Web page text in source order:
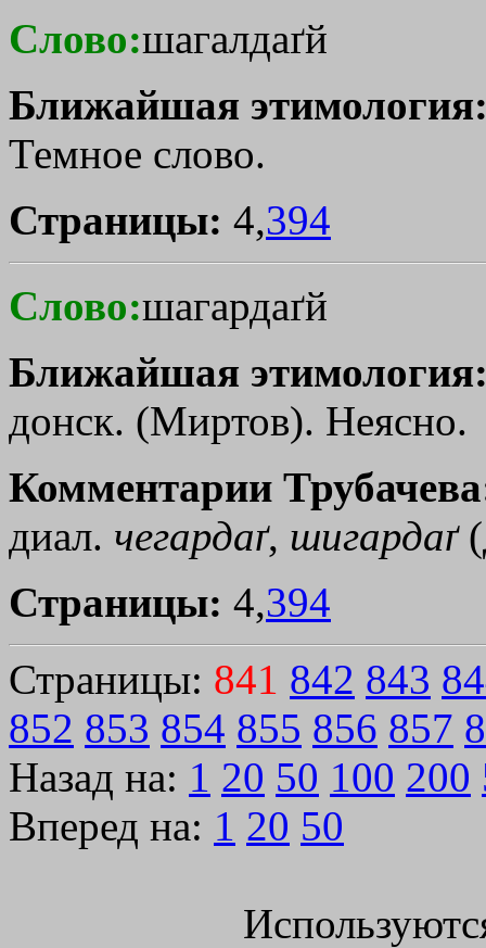
Слово:шагалдаґй
Ближайшая
Темное слово.
Страницы: 4,394
Слово:шагардаґй
Ближайшая
донск. (Миртов). Неясно.
Комментарии
диал. чегардаґ, шигардаґ
Страницы: 4,394
Страницы: 841 842 843
852 853 854 855 856 857
Назад на: 1 20 50 100 200
Вперед на: 1 20 50